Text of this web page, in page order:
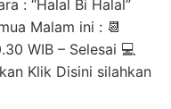
: “Halal Bi Halal”
Malam ini : 📆
WIB – Selesai 💻
Klik Disini silahkan